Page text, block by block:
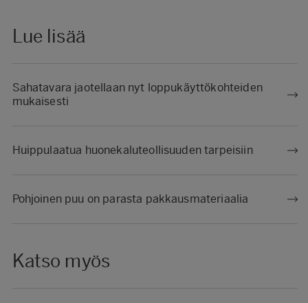
Lue lisää
Sahatavara jaotellaan nyt loppukäyttökohteiden
mukaisesti
Huippulaatua huonekaluteollisuuden tarpeisiin
Pohjoinen puu on parasta pakkausmateriaalia
Katso myös